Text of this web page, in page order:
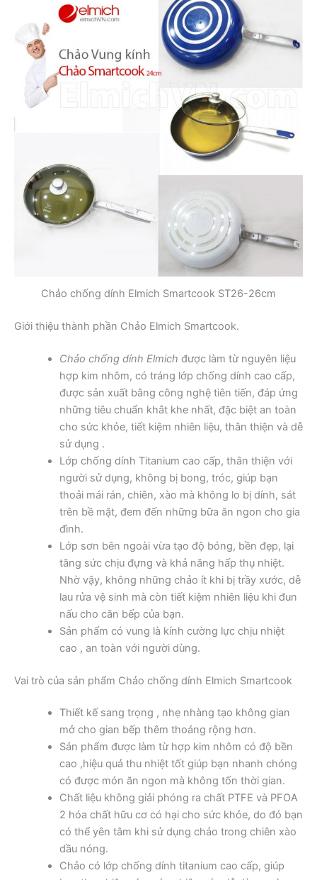
Chảo chống dính Elmich Smartcook ST26-26cm
Giới thiệu thành phần Chảo Elmich Smartcook.
Chảo chống dính Elmich được làm từ nguyên liệu
hợp kim nhôm, có tráng lớp chống dính cao cấp,
được sản xuất bằng công nghệ tiên tiến, đáp ứng
những tiêu chuẩn khắt khe nhất, đặc biệt an toàn
cho sức khỏe, tiết kiệm nhiên liệu, thân thiện và dễ
sử dụng .
Lớp chống dính Titanium cao cấp, thân thiện với
người sử dụng, không bị bong, tróc, giúp bạn
thoải mái rán, chiên, xào mà không lo bị dính, sát
trên bề mặt, đem đến những bữa ăn ngon cho gia
đình.
Lớp sơn bên ngoài vừa tạo độ bóng, bền đẹp, lại
tăng sức chịu đựng và khả năng hấp thụ nhiệt.
Nhờ vậy, không những chảo ít khi bị trầy xước, dễ
lau rửa vệ sinh mà còn tiết kiệm nhiên liệu khi đun
nấu cho căn bếp của bạn.
Sản phẩm có vung là kính cường lực chịu nhiệt
cao , an toàn với người dùng.
Vai trò của sản phẩm Chảo chống dính Elmich Smartcook
Thiết kế sang trọng , nhẹ nhàng tạo không gian
mở cho gian bếp thêm thoáng rộng hơn.
Sản phẩm được làm từ hợp kim nhôm có độ bền
cao ,hiệu quả thu nhiệt tốt giúp bạn nhanh chóng
có được món ăn ngon mà không tốn thời gian.
Chất liệu không giải phóng ra chất PTFE và PFOA
2 hóa chất hữu cơ có hại cho sức khỏe, do đó bạn
có thể yên tâm khi sử dụng chảo trong chiên xào
dầu nóng.
Chảo có lớp chống dính titanium cao cấp, giúp